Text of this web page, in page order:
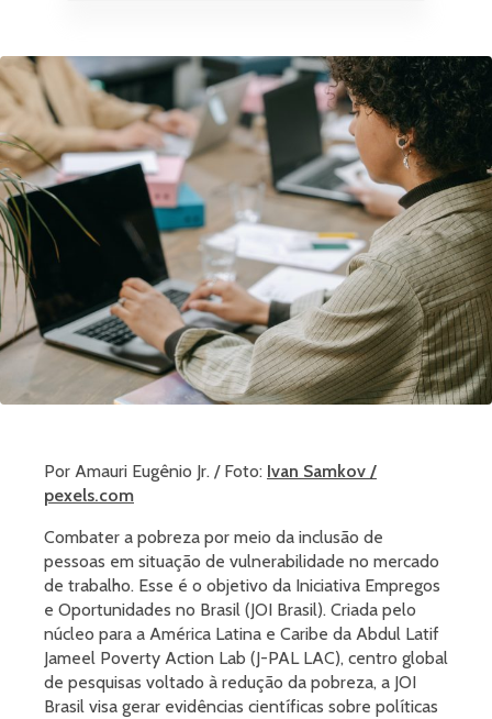
Por Amauri Eugênio Jr. / Foto: Ivan Samkov /
pexels.com
Combater a pobreza por meio da inclusão de
pessoas em situação de vulnerabilidade no mercado
de trabalho. Esse é o objetivo da Iniciativa Empregos
e Oportunidades no Brasil (JOI Brasil). Criada pelo
núcleo para a América Latina e Caribe da Abdul Latif
Jameel Poverty Action Lab (J-PAL LAC), centro global
de pesquisas voltado à redução da pobreza, a JOI
Brasil visa gerar evidências científicas sobre políticas